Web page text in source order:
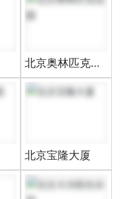
北京奥林匹克花
园
北京宝隆大厦